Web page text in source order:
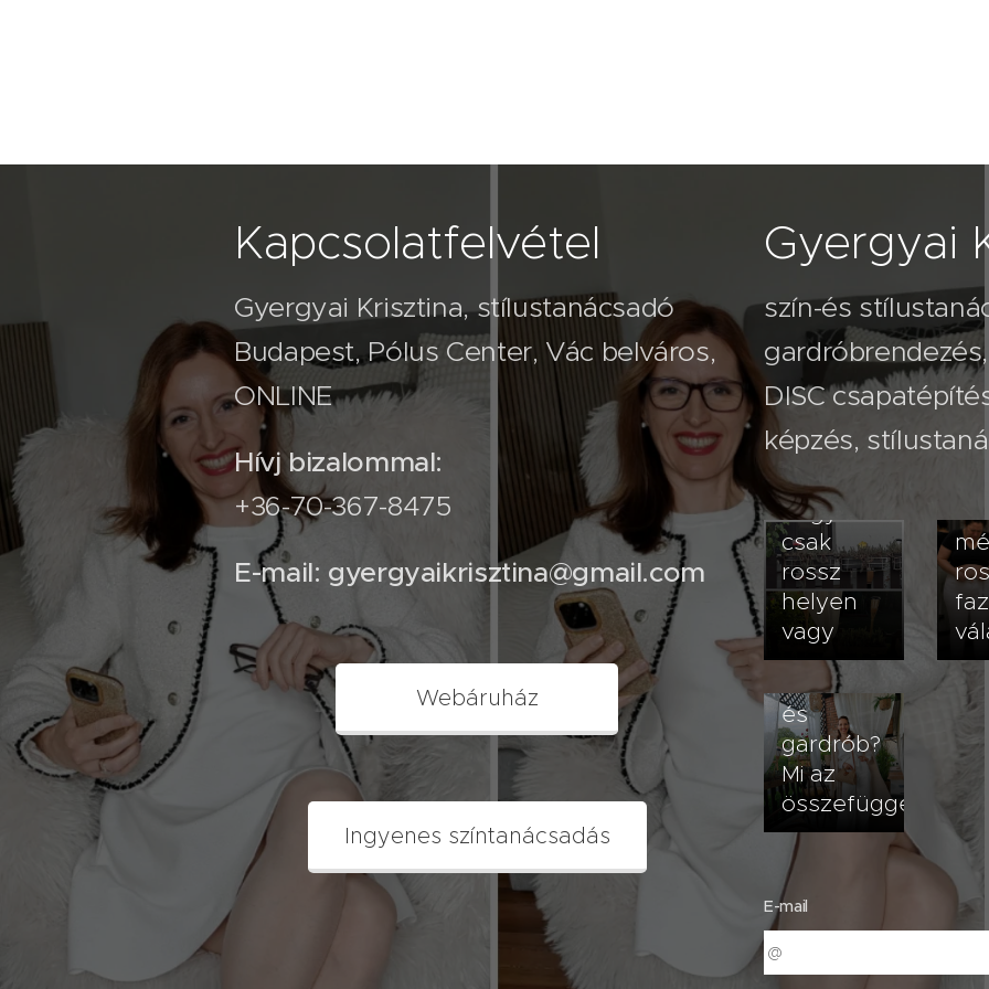
Kapcsolatfelvétel
Gyergyai Krisztina, stílustanácsadó
Budapest, Pólus Center, Vác belváros,
ONLINE
Hívj bizalommal:
+36-70-367-8475
E-mail: gyergyaikrisztina@gmail.com
Webáruház
Ingyenes színtanácsadás
Gyergyai
szín-és
DISC
képzés,
2026.08.03
Nem
veled
van baj-
lehet,
hogy
csak
rossz
helyen
vagy
A
2026.07.20
Terasz
és
gardrób?
Mi az
összefüggés?
E-mail